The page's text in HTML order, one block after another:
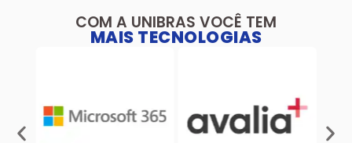
COM A UNIBRAS VOCÊ TEM
MAIS TECNOLOGIAS